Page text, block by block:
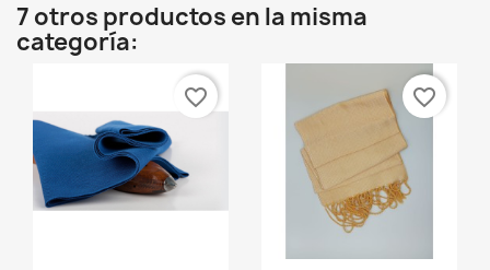
7 otros productos en la misma
categoría:
favorite_border favorite_border